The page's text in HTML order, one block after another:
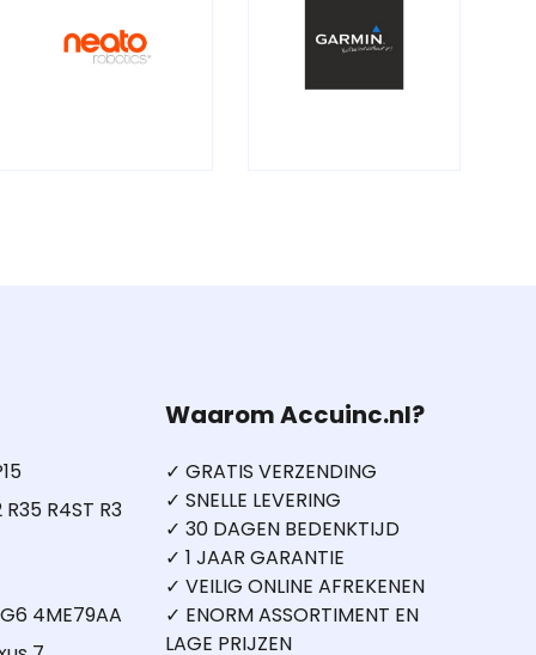
R4ST R3
4ME79AA
Waarom Accuinc.nl?
✓ GRATIS VERZENDING
✓ SNELLE LEVERING
✓ 30 DAGEN BEDENKTIJD
✓ 1 JAAR GARANTIE
✓ VEILIG ONLINE AFREKENEN
✓ ENORM ASSORTIMENT EN
LAGE PRIJZEN